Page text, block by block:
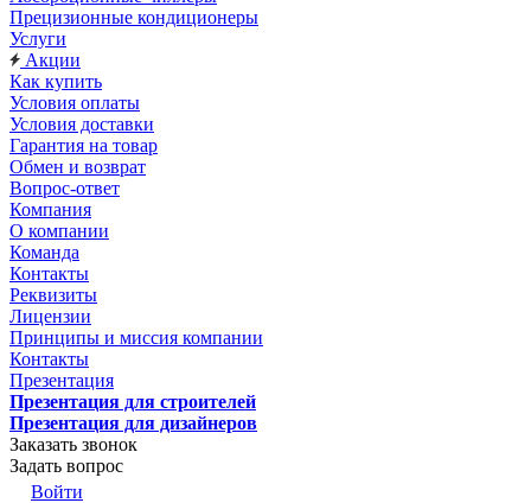
Прецизионные кондиционеры
Услуги
Акции
Как купить
Условия оплаты
Условия доставки
Гарантия на товар
Обмен и возврат
Вопрос-ответ
Компания
О компании
Команда
Контакты
Реквизиты
Лицензии
Принципы и миссия компании
Контакты
Презентация
Презентация для строителей
Презентация для дизайнеров
Заказать звонок
Задать вопрос
Войти